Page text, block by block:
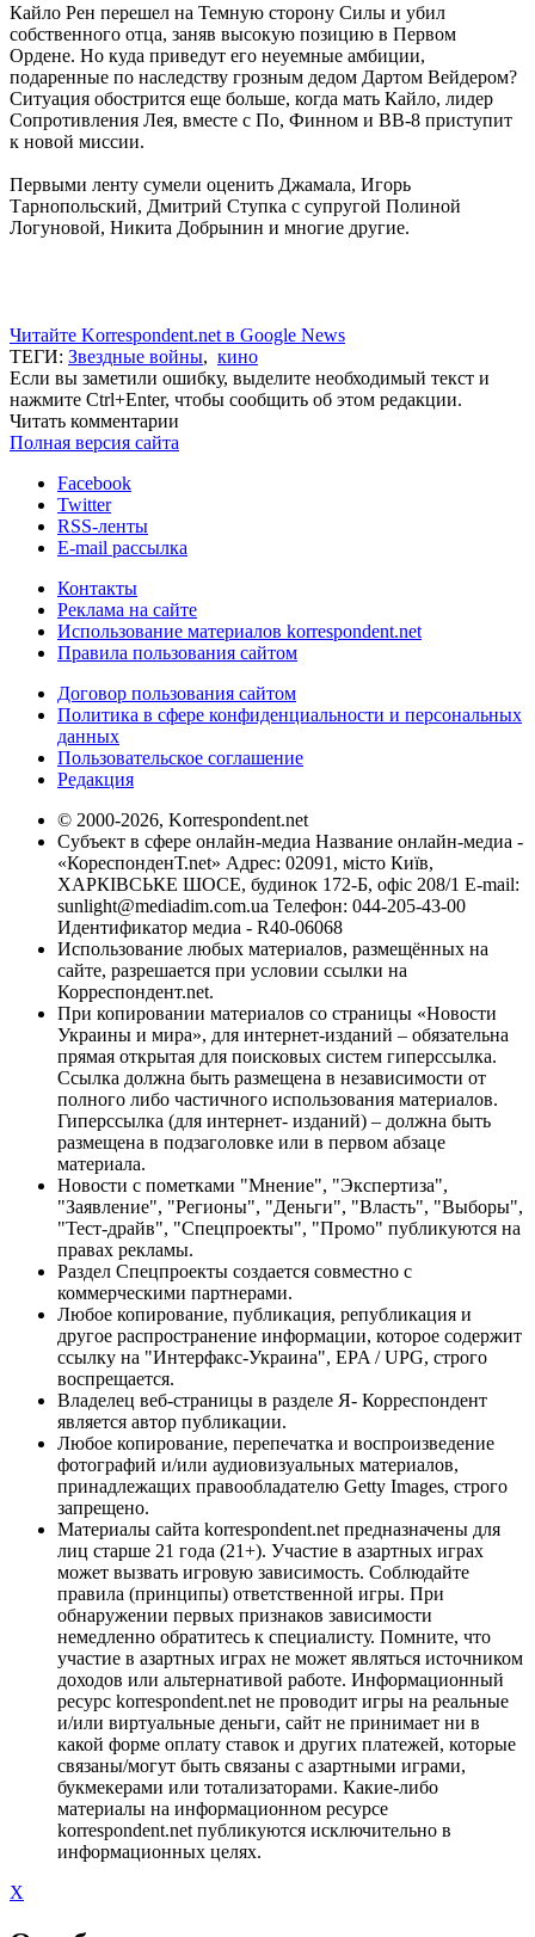
Кайло Рен перешел на Темную сторону Силы и убил
собственного отца, заняв высокую позицию в Первом
Ордене. Но куда приведут его неуемные амбиции,
подаренные по наследству грозным дедом Дартом Вейдером?
Ситуация обострится еще больше, когда мать Кайло, лидер
Сопротивления Лея, вместе с По, Финном и BB-8 приступит
к новой миссии.
Первыми ленту сумели оценить Джамала, Игорь
Тарнопольский, Дмитрий Ступка с супругой Полиной
Логуновой, Никита Добрынин и многие другие.
Читайте Korrespondent.net в Google News
ТЕГИ: Звездные войны, кино
Если вы заметили ошибку, выделите необходимый текст и
нажмите Ctrl+Enter, чтобы сообщить об этом редакции.
Читать комментарии
Полная версия сайта
Facebook
Twitter
RSS-ленты
E-mail рассылка
Контакты
Реклама на сайте
Использование материалов korrespondent.net
Правила пользования сайтом
Договор пользования сайтом
Политика в сфере конфиденциальности и персональных
данных
Пользовательское соглашение
Редакция
© 2000-2026, Korrespondent.net
Субъект в сфере онлайн-медиа Название онлайн-медиа -
«КореспонденТ.net» Адрес: 02091, місто Київ,
ХАРКІВСЬКЕ ШОСЕ, будинок 172-Б, офіс 208/1 E-mail:
sunlight@mediadim.com.ua Телефон: 044-205-43-00
Идентификатор медиа - R40-06068
Использование любых материалов, размещённых на
сайте, разрешается при условии ссылки на
Корреспондент.net.
При копировании материалов со страницы «Новости
Украины и мира», для интернет-изданий – обязательна
прямая открытая для поисковых систем гиперссылка.
Ссылка должна быть размещена в независимости от
полного либо частичного использования материалов.
Гиперссылка (для интернет- изданий) – должна быть
размещена в подзаголовке или в первом абзаце
материала.
Новости с пометками "Мнение", "Экспертиза",
"Заявление", "Регионы", "Деньги", "Власть", "Выборы",
"Тест-драйв", "Спецпроекты", "Промо" публикуются на
правах рекламы.
Раздел Спецпроекты создается совместно с
коммерческими партнерами.
Любое копирование, публикация, републикация и
другое распространение информации, которое содержит
ссылку на "Интерфакс-Украина", EPA / UPG, строго
воспрещается.
Владелец веб-страницы в разделе Я- Корреспондент
является автор публикации.
Любое копирование, перепечатка и воспроизведение
фотографий и/или аудиовизуальных материалов,
принадлежащих правообладателю Getty Images, строго
запрещено.
Материалы сайта korrespondent.net предназначены для
лиц старше 21 года (21+). Участие в азартных играх
может вызвать игровую зависимость. Соблюдайте
правила (принципы) ответственной игры. При
обнаружении первых признаков зависимости
немедленно обратитесь к специалисту. Помните, что
участие в азартных играх не может являться источником
доходов или альтернативой работе. Информационный
ресурс korrespondent.net не проводит игры на реальные
и/или виртуальные деньги, сайт не принимает ни в
какой форме оплату ставок и других платежей, которые
связаны/могут быть связаны с азартными играми,
букмекерами или тотализаторами. Какие-либо
материалы на информационном ресурсе
korrespondent.net публикуются исключительно в
информационных целях.
X